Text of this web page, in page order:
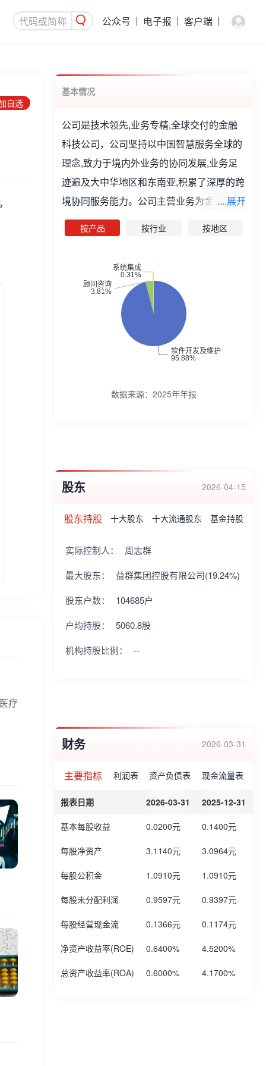
公众号 电子报 客户端
自选
疗
基本情况
公司是技术领先,业务专精,全球交付的金融
科技公司，公司坚持以中国智慧服务全球的
理念,致力于境内外业务的协同发展,业务足
迹遍及大中华地区和东南亚,积累了深厚的跨
境协同服务能力。公司主营业务为金融科技
软件开发业务、顾问咨询业务、系统集成业
务。企业荣誉:2018年深圳市服务外包优秀
2017年度深圳市优秀软件企业等。
....展开
按产品 按行业 按地区
数据来源： 2025年年报
股东 2026-04-15
股东持股 十大股东 十大流通股东 基金持股
实际控制人：
周志群
最大股东：
益群集团控股有限公司(19.24%)
股东户数：
104685户
户均持股：
5060.8股
机构持股比例：
--
财务 2026-03-31
主要指标 利润表 资产负债表 现金流量表
报表日期 2026-03-31 2025-12-31
基本每股收益 0.0200元 0.1400元
每股净资产 3.1140元 3.0964元
每股公积金 1.0910元 1.0910元
每股未分配利润 0.9597元 0.9397元
每股经营现金流 0.1366元 0.1174元
净资产收益率(ROE) 0.6400% 4.5200%
总资产收益率(ROA) 0.6000% 4.1700%